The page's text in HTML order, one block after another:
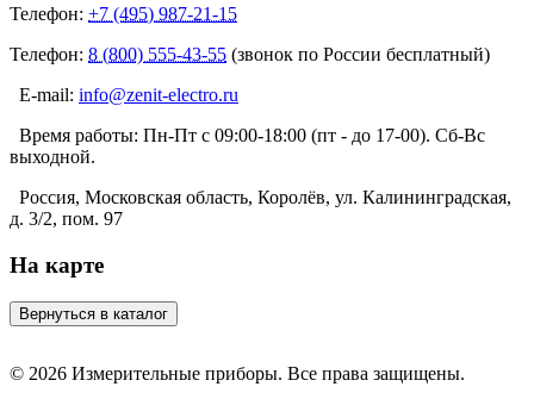
Телефон: +7 (495) 987-21-15
Телефон: 8 (800) 555-43-55 (звонок по России бесплатный)
E-mail: info@zenit-electro.ru
Время работы: Пн-Пт с 09:00-18:00 (пт - до 17-00). Сб-Вс
выходной.
Россия, Московская область, Королёв, ул. Калининградская,
д. 3/2, пом. 97
На карте
© 2026 Измерительные приборы. Все права защищены.